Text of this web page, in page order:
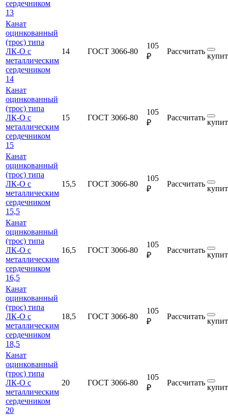
сердечником
13
Канат
оцинкованный
(трос) типа
ЛК-О с
металлическим
сердечником
14
14 ГОСТ 3066-80
105
₽
Рассчитать
Канат
оцинкованный
(трос) типа
ЛК-О с
металлическим
сердечником
15
15 ГОСТ 3066-80
105
₽
Рассчитать
Канат
оцинкованный
(трос) типа
ЛК-О с
металлическим
сердечником
15,5
15,5 ГОСТ 3066-80
105
₽
Рассчитать
Канат
оцинкованный
(трос) типа
ЛК-О с
металлическим
сердечником
16,5
16,5 ГОСТ 3066-80
105
₽
Рассчитать
Канат
оцинкованный
(трос) типа
ЛК-О с
металлическим
сердечником
18,5
18,5 ГОСТ 3066-80
105
₽
Рассчитать
Канат
оцинкованный
(трос) типа
ЛК-О с
металлическим
сердечником
20
20 ГОСТ 3066-80
105
₽
Рассчитать